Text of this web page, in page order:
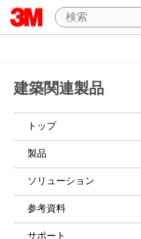
建築関連製品
トップ
製品
ソリューション
参考資料
サポート